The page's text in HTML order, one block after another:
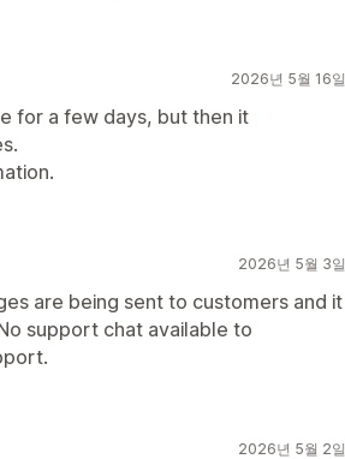
2026년 5월 16일
for a few days, but then it
2026년 5월 3일
are being sent to customers and it
support chat available to
2026년 5월 2일